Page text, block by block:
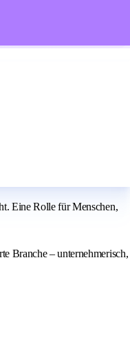
Eine Rolle für Menschen,
Branche – unternehmerisch,